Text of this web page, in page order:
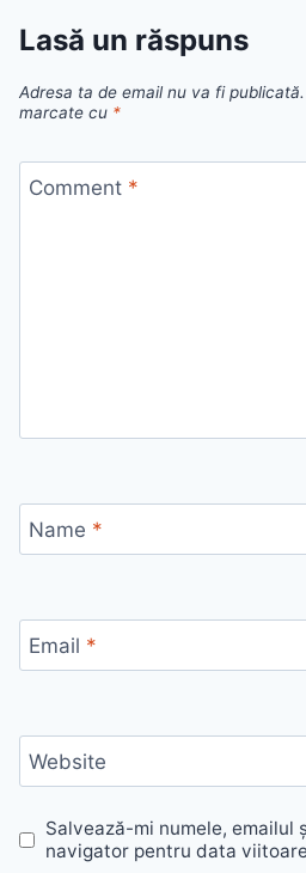
Lasă un răspuns
Adresa ta de email nu va fi publicată.
marcate cu *
Comment *
Name *
Email *
Website
Salvează-mi numele, emailul
navigator pentru data